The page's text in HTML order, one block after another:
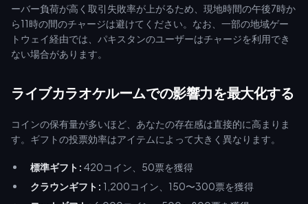
ーバー負荷が高く取引失敗率が上がるため、現地時間の午後7時か
ら11時の間のチャージは避けてください。なお、一部の地域ゲー
トウェイ経由では、パキスタンのユーザーはチャージを利用でき
ない場合があります。
ライブカラオケルームでの影響力を最大化する
コインの保有量が多いほど、あなたの存在感は直接的に高まりま
す。ギフトの投票効率はアイテムによって大きく異なります。
標準ギフト: 420コイン、50票を獲得
クラウンギフト: 1,200コイン、150〜300票を獲得